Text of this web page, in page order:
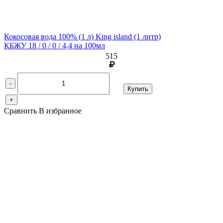
Кокосовая вода 100% (1 л) King island (1 литр)
КБЖУ 18 / 0 / 0 / 4,4 на 100мл
515
-
+
Купить
Сравнить В избранное